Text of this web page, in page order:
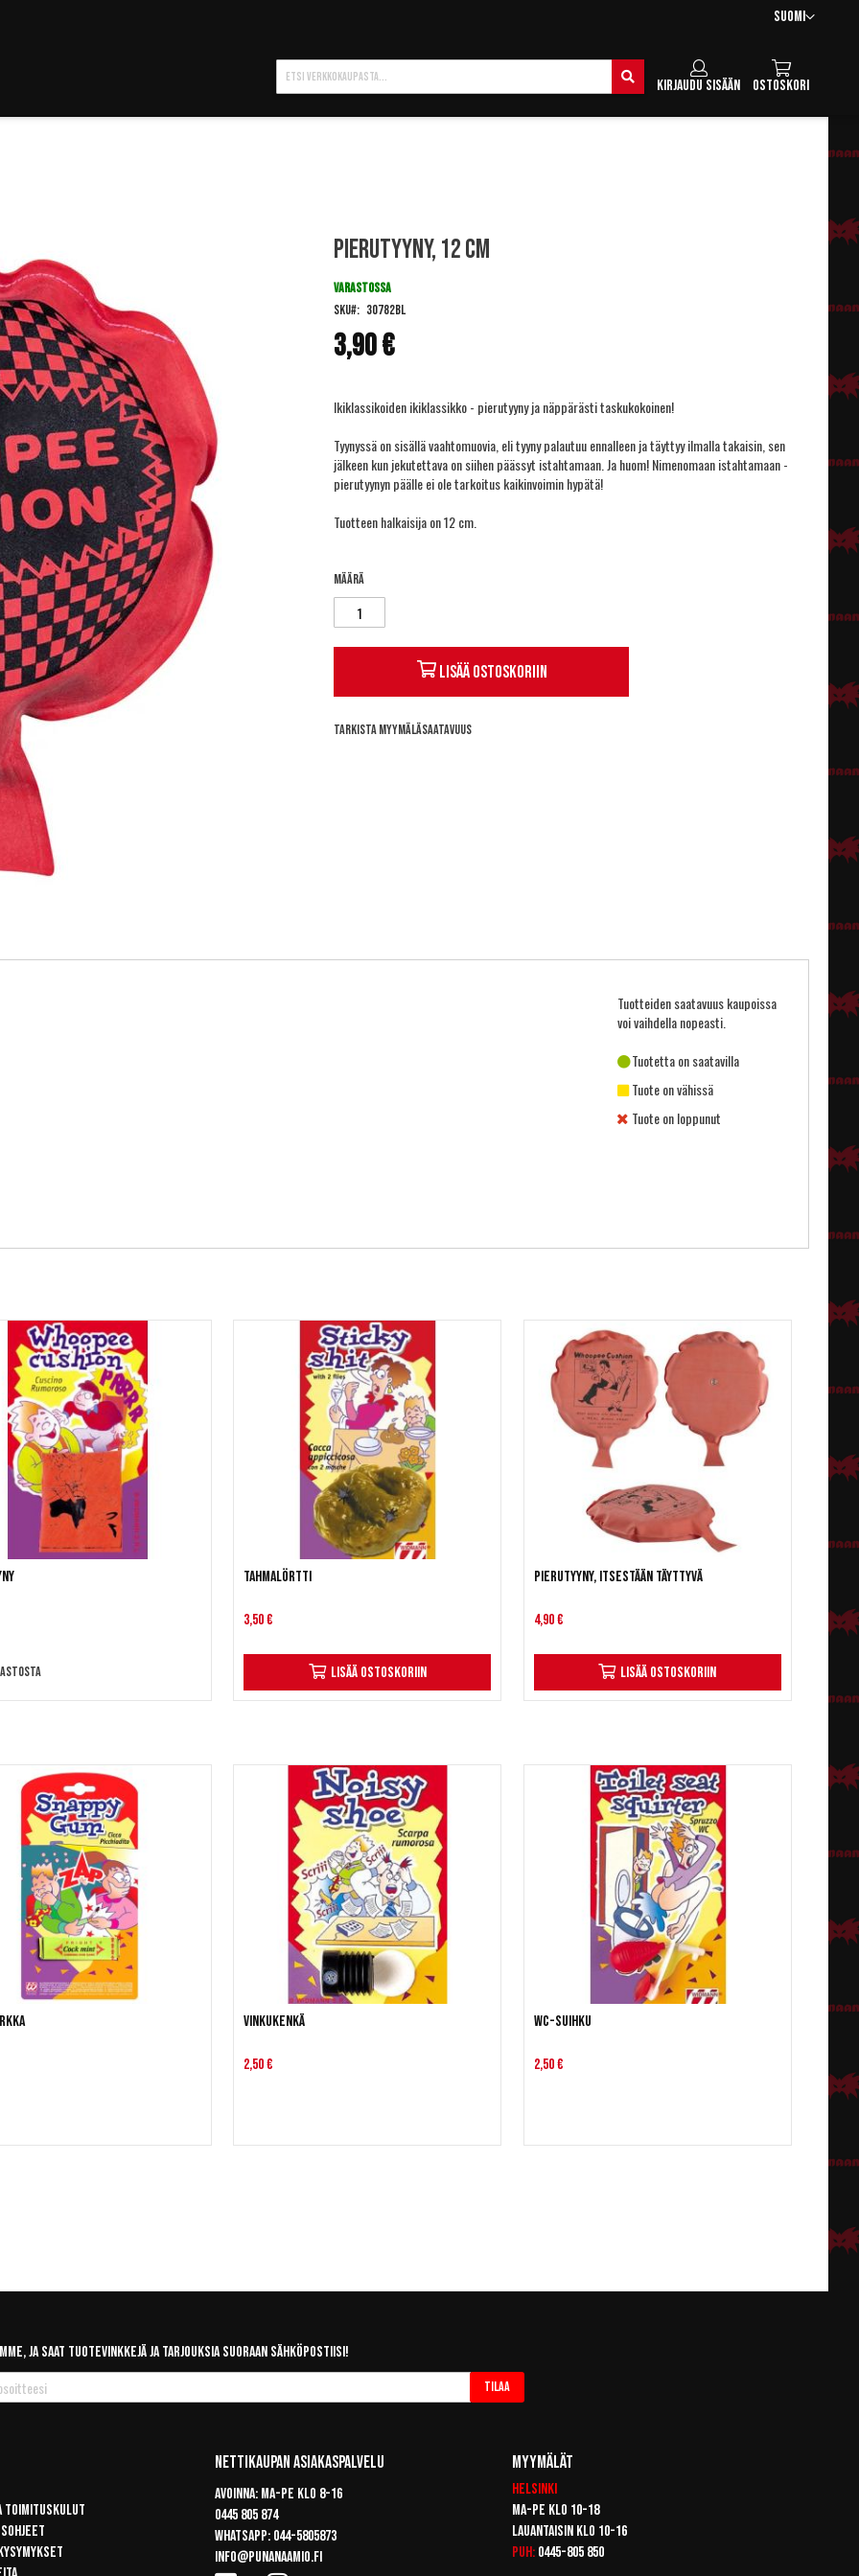
Kieli
Suomi
Ostoskori
Kirjaudu sisään
Hae
Pierutyyny, 12 cm
3,90 €
VARASTOSSA
SKU
30782BL
Ikiklassikoiden ikiklassikko - pierutyyny ja näppärästi taskukokoinen!
Tyynyssä on sisällä vaahtomuovia, eli tyyny palautuu ennalleen ja täyttyy ilmalla takaisin, sen
jälkeen kun jekutettava on siihen päässyt istahtamaan. Ja huom! Nimenomaan istahtamaan -
pierutyynyn päälle ei ole tarkoitus kaikinvoimin hypätä!
Tuotteen halkaisija on 12 cm.
Määrä
Lisää ostoskoriin
Tarkista myymäläsaatavuus
Tuotteiden saatavuus kaupoissa
voi vaihdella nopeasti.
Tuotetta on saatavilla
Tuote on vähissä
Tuote on loppunut
Tahmalörtti
3,50 €
Lisää ostoskoriin
Pierutyyny, itsestään täyttyvä
4,90 €
Lisää ostoskoriin
Vinkukenkä
2,50 €
WC-suihku
2,50 €
ja saat tuotevinkkejä ja tarjouksia suoraan sähköpostiisi!
Tilaa
toimituskulut
Nettikaupan Asiakaspalvelu
Avoinna: Ma-pe klo 8-16
0445 805 874
Whatsapp: 044-5805873
info@punanaamio.fi
Myymälät
Helsinki
Ma-pe klo 10-18
Lauantaisin klo 10-16
Puh: 0445-805 850